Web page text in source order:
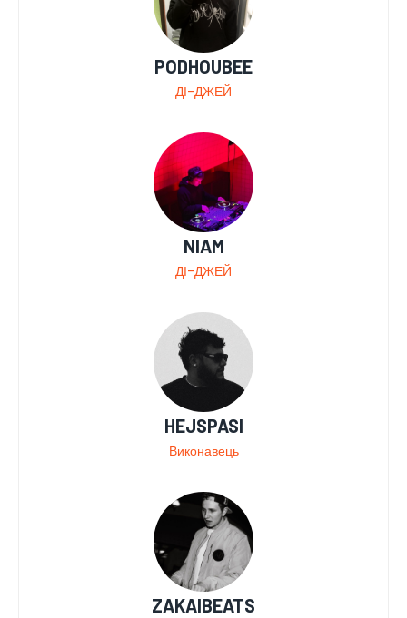
PODHOUBEE
ДІ-ДЖЕЙ
NIAM
ДІ-ДЖЕЙ
HEJSPASI
Виконавець
ZAKAIBEATS